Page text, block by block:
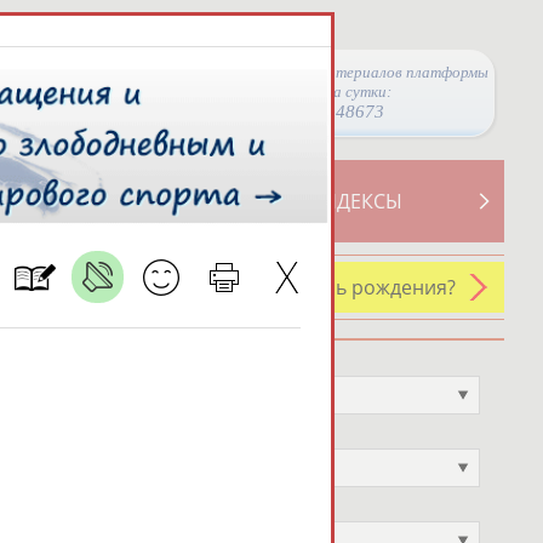
Просмотры материалов платформы
за сутки:
48673
СВОДНЫЕ ИНДЕКСЫ
У кого сегодня день рождения?